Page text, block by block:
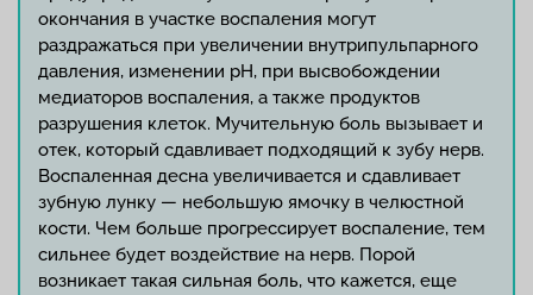
окончания в участке воспаления могут
раздражаться при увеличении внутрипульпарного
давления, изменении рН, при высвобождении
медиаторов воспаления, а также продуктов
разрушения клеток. Мучительную боль вызывает и
отек, который сдавливает подходящий к зубу нерв.
Воспаленная десна увеличивается и сдавливает
зубную лунку — небольшую ямочку в челюстной
кости. Чем больше прогрессирует воспаление, тем
сильнее будет воздействие на нерв. Порой
возникает такая сильная боль, что кажется, еще